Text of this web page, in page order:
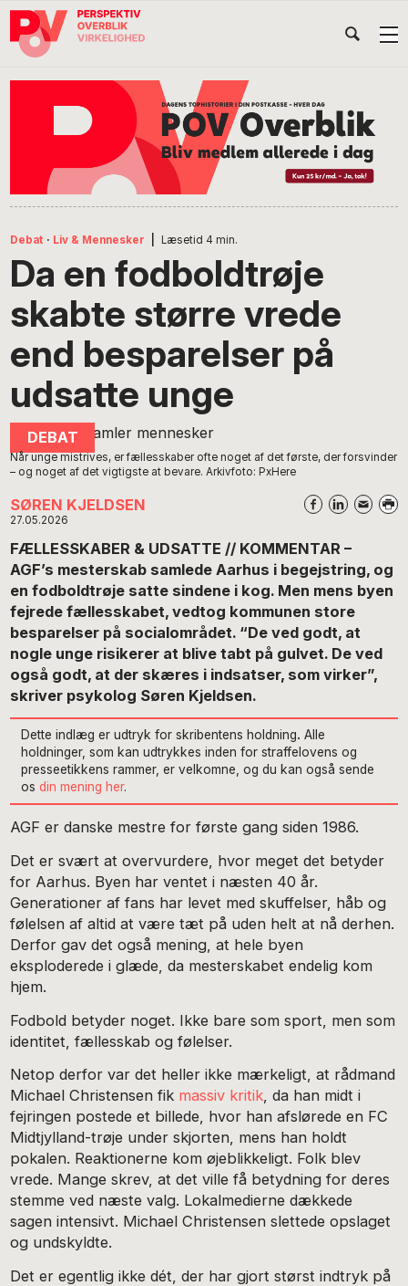
Gå
direkte
Skip
indhold
Gå
direkte
Debat · Liv & Mennesker Læsetid 4 min.
Da en fodboldtrøje
skabte større vrede
end besparelser på
udsatte unge
Når unge mistrives, er fællesskaber ofte noget af det første, der forsvinder
– og noget af det vigtigste at bevare. Arkivfoto: PxHere
SØREN KJELDSEN
27.05.2026
FÆLLESSKABER & UDSATTE // KOMMENTAR –
AGF’s mesterskab samlede Aarhus i begejstring, og
en fodboldtrøje satte sindene i kog. Men mens byen
fejrede fællesskabet, vedtog kommunen store
besparelser på socialområdet. “De ved godt, at
nogle unge risikerer at blive tabt på gulvet. De ved
også godt, at der skæres i indsatser, som virker”,
skriver psykolog Søren Kjeldsen.
Dette indlæg er udtryk for skribentens holdning. Alle
holdninger, som kan udtrykkes inden for straffelovens og
presseetikkens rammer, er velkomne, og du kan også sende
osdin mening her.
AGF er danske mestre for første gang siden 1986.
Det er svært at overvurdere, hvor meget det betyder
for Aarhus. Byen har ventet i næsten 40 år.
Generationer af fans har levet med skuffelser, håb og
følelsen af altid at være tæt på uden helt at nå derhen.
Derfor gav det også mening, at hele byen
eksploderede i glæde, da mesterskabet endelig kom
hjem.
Fodbold betyder noget. Ikke bare som sport, men som
identitet, fællesskab og følelser.
Netop derfor var det heller ikke mærkeligt, at rådmand
Michael Christensen fik massiv kritik, da han midt i
fejringen postede et billede, hvor han afslørede en FC
Midtjylland-trøje under skjorten, mens han holdt
pokalen. Reaktionerne kom øjeblikkeligt. Folk blev
vrede. Mange skrev, at det ville få betydning for deres
stemme ved næste valg. Lokalmedierne dækkede
sagen intensivt. Michael Christensen slettede opslaget
og undskyldte.
Det er egentlig ikke dét, der har gjort størst indtryk på